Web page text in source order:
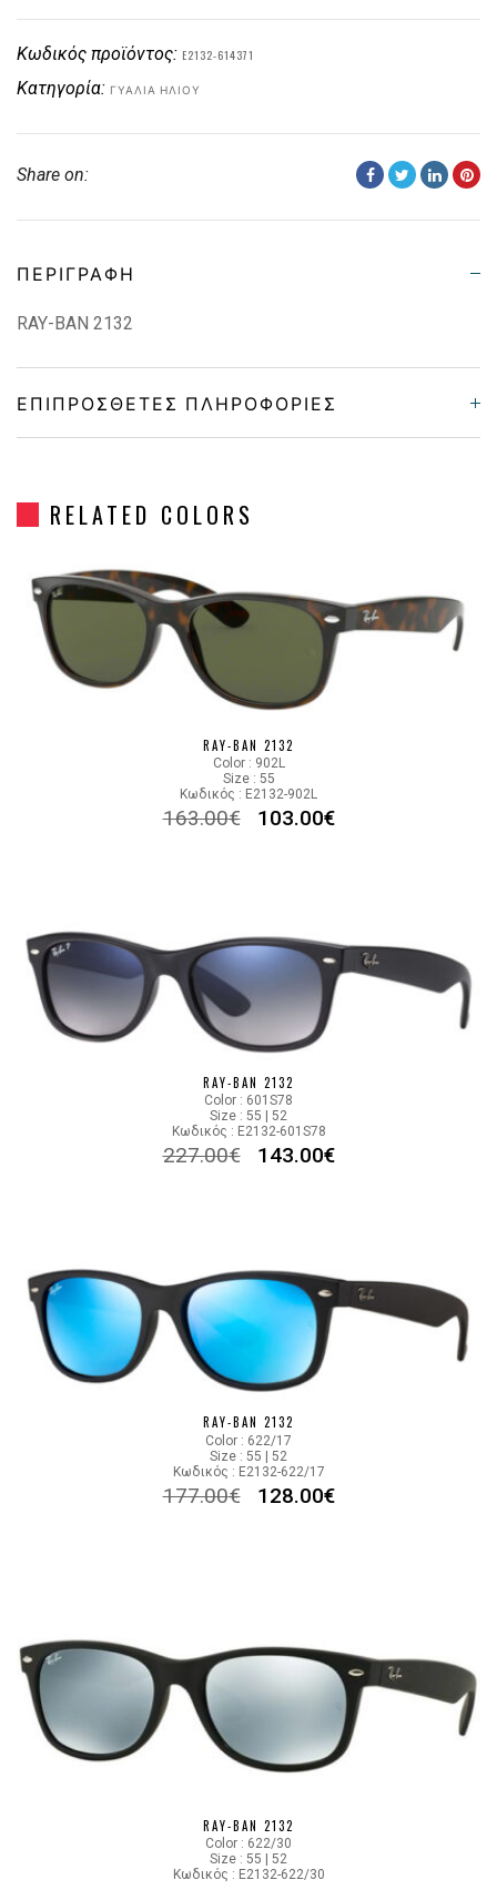
Κωδικός προϊόντος: E2132-614371
Κατηγορία: ΓΥΑΛΙΆ ΗΛΊΟΥ
Share on:
ΠΕΡΙΓΡΑΦΉ
RAY-BAN 2132
ΕΠΙΠΡΌΣΘΕΤΕΣ ΠΛΗΡΟΦΟΡΊΕΣ
Material Κοκκάλινο
Color
Lens Color GRADIENT GRAY
Color code 614371
RELATED COLORS
RAY-BAN 2132
Color : 902L
Size : 55
Κωδικός : E2132-902L
163.00€ 103.00€
RAY-BAN 2132
Color : 601S78
Size : 55 | 52
Κωδικός : E2132-601S78
227.00€ 143.00€
RAY-BAN 2132
Color : 622/17
Size : 55 | 52
Κωδικός : E2132-622/17
177.00€ 128.00€
RAY-BAN 2132
Color : 622/30
Size : 55 | 52
Κωδικός : E2132-622/30